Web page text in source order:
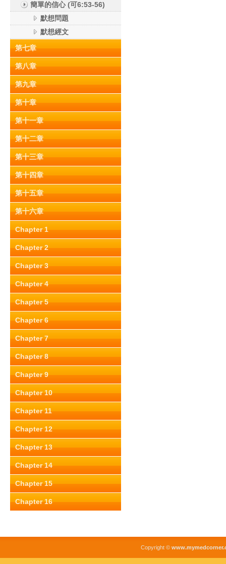
簡單的信心 (可6:53-56)
默想問題
默想經文
第七章
第八章
第九章
第十章
第十一章
第十二章
第十三章
第十四章
第十五章
第十六章
Chapter 1
Chapter 2
Chapter 3
Chapter 4
Chapter 5
Chapter 6
Chapter 7
Chapter 8
Chapter 9
Chapter 10
Chapter 11
Chapter 12
Chapter 13
Chapter 14
Chapter 15
Chapter 16
Copyright ©